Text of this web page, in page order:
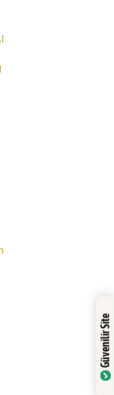
Güvenilir Site